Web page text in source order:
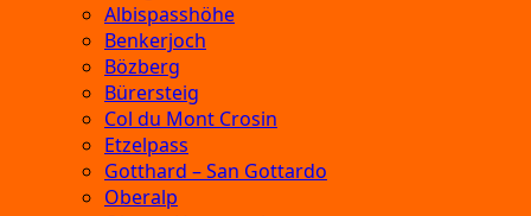
Albispasshöhe
Benkerjoch
Bözberg
Bürersteig
Col du Mont Crosin
Etzelpass
Gotthard – San Gottardo
Oberalp